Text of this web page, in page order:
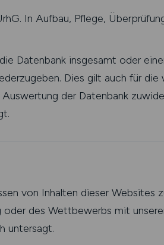
In Aufbau, Pflege,
Datenbank insgesamt oder
Dies gilt auch für die
der Datenbank
von Inhalten dieser Websites
des Wettbewerbs mit
untersagt.